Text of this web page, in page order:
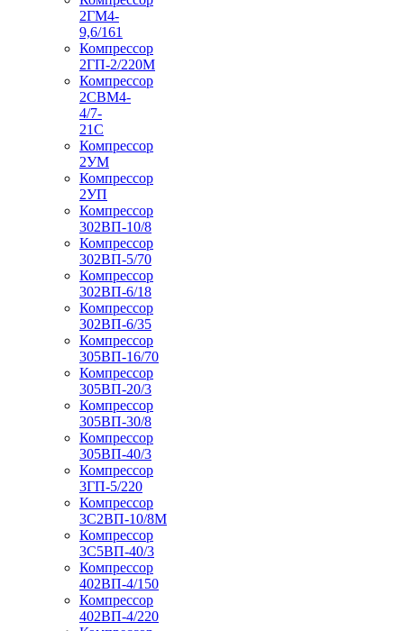
2ГМ4-
9,6/161
Компрессор
2ГП-2/220М
Компрессор
2СВМ4-
4/7-
21С
Компрессор
2УМ
Компрессор
2УП
Компрессор
302ВП-10/8
Компрессор
302ВП-5/70
Компрессор
302ВП-6/18
Компрессор
302ВП-6/35
Компрессор
305ВП-16/70
Компрессор
305ВП-20/3
Компрессор
305ВП-30/8
Компрессор
305ВП-40/3
Компрессор
3ГП-5/220
Компрессор
3С2ВП-10/8М
Компрессор
3С5ВП-40/3
Компрессор
402ВП-4/150
Компрессор
402ВП-4/220